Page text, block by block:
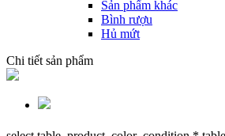
Sản phẩm khác
Bình rượu
Hủ mứt
Chi tiết sản phẩm